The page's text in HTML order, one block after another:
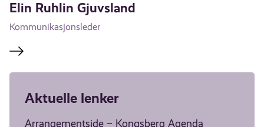
Elin Ruhlin Gjuvsland
Kommunikasjonsleder
Aktuelle lenker
Arrangementside – Kongsberg Agenda